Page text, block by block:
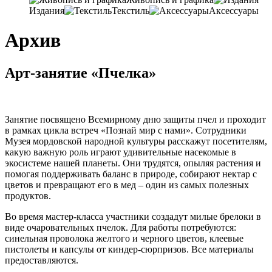
Издания
Текстиль Аксессуары
Архив
Арт-занятие «Пчелка»
Занятие посвящено Всемирному дню защиты пчел и проходит
в рамках цикла встреч «Познай мир с нами». Сотрудники
Музея мордовской народной культуры расскажут посетителям,
какую важную роль играют удивительные насекомые в
экосистеме нашей планеты. Они трудятся, опыляя растения и
помогая поддерживать баланс в природе, собирают нектар с
цветов и превращают его в мед – один из самых полезных
продуктов.
Во время мастер-класса участники создадут милые брелоки в
виде очаровательных пчелок. Для работы потребуются:
синельная проволока желтого и черного цветов, клеевые
пистолеты и капсулы от киндер-сюрпризов. Все материалы
предоставляются.